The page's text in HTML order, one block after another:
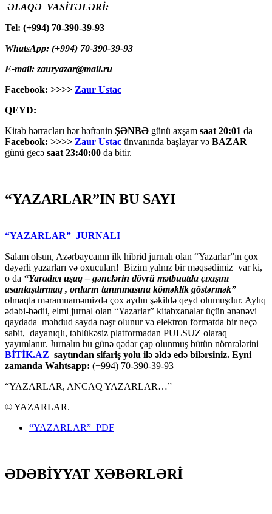
ƏLAQƏ VASİTƏLƏRİ:
Tel: (+994) 70-390-39-93
WhatsApp: (+994) 70-390-39-93
E-mail: zauryazar@mail.ru
Facebook: >>>> Zaur Ustac
QEYD:
Kitab hərracları hər həftənin ŞƏNBƏ günü axşam saat 20:01 da
Facebook: >>>> Zaur Ustac ünvanında başlayar və BAZAR
günü gecə saat 23:40:00 da bitir.
“YAZARLAR”IN BU SAYI
“YAZARLAR” JURNALI
Salam olsun, Azərbaycanın ilk hibrid jurnalı olan “Yazarlar”ın çox
dəyərli yazarları və oxucuları! Bizim yalnız bir məqsədimiz var ki,
o da “Yaradıcı uşaq – gәnclәrin dövrü mәtbuatda çıxışını
asanlaşdırmaq , onların tanınmasına kömәklik göstәrmәk”
olmaqla məramnaməmizdə çox aydın şəkildə qeyd olumuşdur. Aylıq
ədəbi-bədii, elmi jurnal olan “Yazarlar” kitabxanalar üçün ənənəvi
qaydada məhdud sayda nəşr olunur və elektron formatda bir neçə
sabit, dayanıqlı, təhlükəsiz platformadan PULSUZ olaraq
yayımlanır. Jurnalın bu günə qədər çap olunmuş bütün nömrələrini
BİTİK.AZ saytından sifariş yolu ilə əldə edə bilərsiniz. Eyni
zamanda Wahtsapp: (+994) 70-390-39-93
“YAZARLAR, ANCAQ YAZARLAR…”
© YAZARLAR.
“YAZARLAR” PDF
ƏDƏBİYYAT XƏBƏRLƏRİ